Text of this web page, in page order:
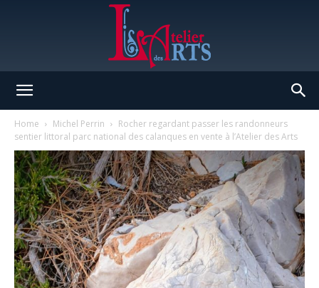
des
Arts
Home Michel Perrin
Rocher regardant passer les randonneurs
sentier littoral parc national des calanques en vente à l’Atelier des Arts